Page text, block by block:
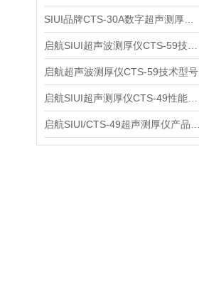
启航超声波测厚仪CTS-59技术型号